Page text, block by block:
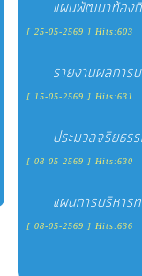
แผนพัฒนาท้อ
[ 25-05-2569 ] Hits:603
รายงานผลกา
[ 15-05-2569 ] Hits:631
ประมวลจริยธร
[ 08-05-2569 ] Hits:630
แผนการบริหา
[ 08-05-2569 ] Hits:636